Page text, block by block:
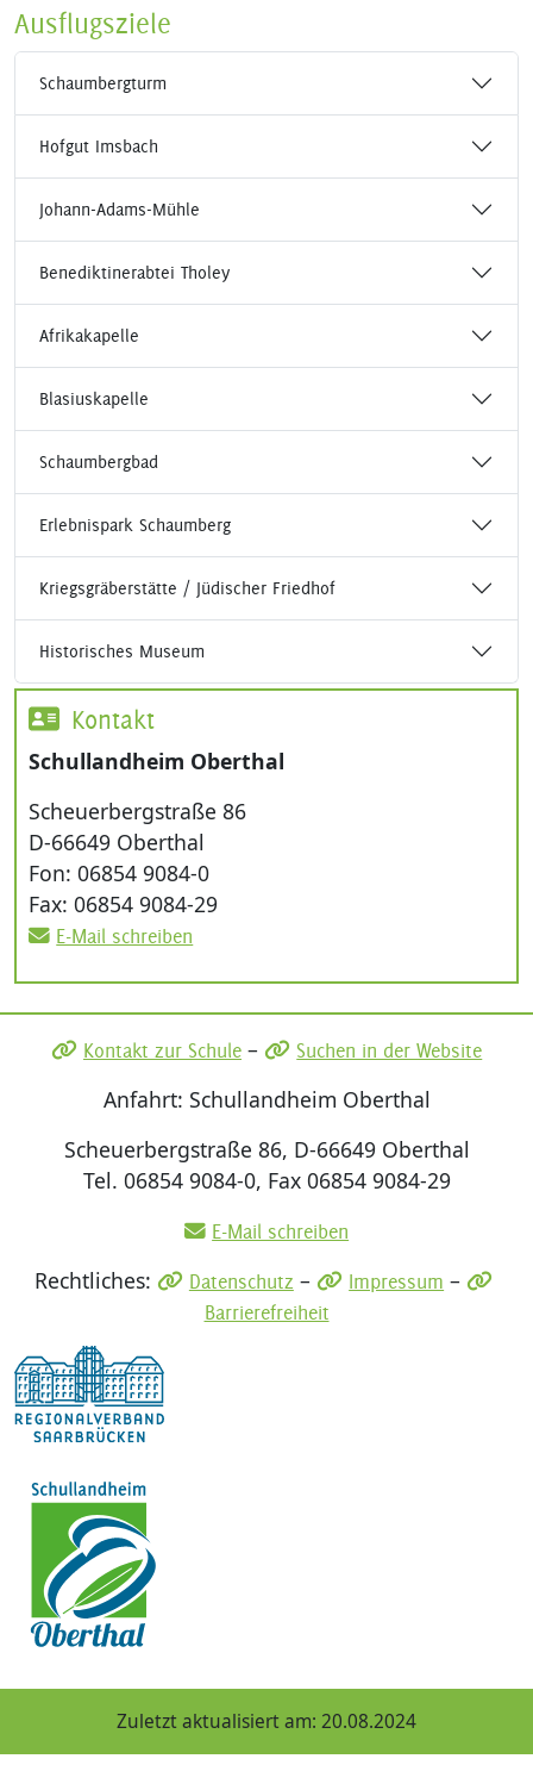
Ausflugsziele
Schaumbergturm
Hofgut Imsbach
Johann-Adams-Mühle
Benediktinerabtei Tholey
Afrikakapelle
Blasiuskapelle
Schaumbergbad
Erlebnispark Schaumberg
Kriegsgräberstätte / Jüdischer Friedhof
Historisches Museum
Kontakt
Schullandheim Oberthal
Scheuerbergstraße 86
D-66649 Oberthal
Fon: 06854 9084-0
Fax: 06854 9084-29
E-Mail schreiben
Kontakt zur Schule – Suchen in der Website
Anfahrt: Schullandheim Oberthal
Scheuerbergstraße 86, D-66649 Oberthal
Tel. 06854 9084-0, Fax 06854 9084-29
E-Mail schreiben
Rechtliches: Datenschutz – Impressum –
Barrierefreiheit
Zuletzt aktualisiert am: 20.08.2024